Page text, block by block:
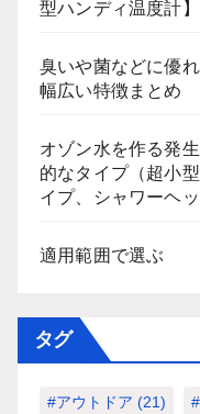
型ハンディ温度計
臭いや菌などに優
幅広い特徴まとめ
オゾン水を作る発
的なタイプ（超小
イプ、シャワーヘッ
適用範囲で選ぶ
タグ
#アウトドア (21)